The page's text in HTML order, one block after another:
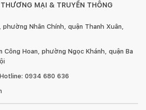
MẠI & TRUYỀN THÔNG
phường Nhân Chính, quận Thanh Xuân,
Công Hoan, phường Ngọc Khánh, quận Ba
Hotline: 0934 680 636